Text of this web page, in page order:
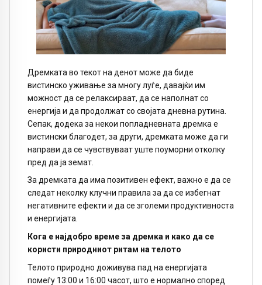
Дремката во текот на денот може да биде
вистинско уживање за многу луѓе, давајќи им
можност да се релаксираат, да се наполнат со
енергија и да продолжат со својата дневна рутина.
Сепак, додека за некои попладневната дремка е
вистински благодет, за други, дремката може да ги
направи да се чувствуваат уште поуморни отколку
пред да ја земат.
За дремката да има позитивен ефект, важно е да се
следат неколку клучни правила за да се избегнат
негативните ефекти и да се зголеми продуктивноста
и енергијата.
Кога е најдобро време за дремка и како да се
користи природниот ритам на телото
Телото природно доживува пад на енергијата
помеѓу 13:00 и 16:00 часот, што е нормално според